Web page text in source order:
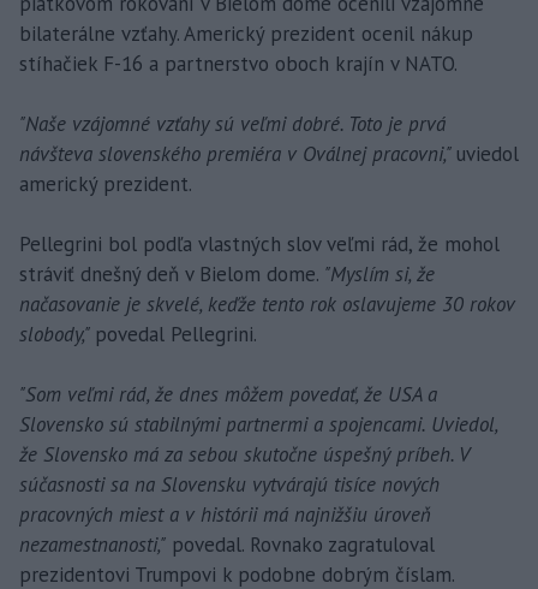
bilaterálne vzťahy. Americký prezident ocenil nákup
stíhačiek F-16 a partnerstvo oboch krajín v NATO.
"Naše vzájomné vzťahy sú veľmi dobré. Toto je prvá
návšteva slovenského premiéra v Oválnej pracovni," uviedol
americký prezident.
Pellegrini bol podľa vlastných slov veľmi rád, že mohol
stráviť dnešný deň v Bielom dome. "Myslím si, že
načasovanie je skvelé, keďže tento rok oslavujeme 30 rokov
slobody," povedal Pellegrini.
"Som veľmi rád, že dnes môžem povedať, že USA a
Slovensko sú stabilnými partnermi a spojencami. Uviedol,
že Slovensko má za sebou skutočne úspešný príbeh. V
súčasnosti sa na Slovensku vytvárajú tisíce nových
pracovných miest a v histórii má najnižšiu úroveň
nezamestnanosti," povedal. Rovnako zagratuloval
prezidentovi Trumpovi k podobne dobrým číslam.